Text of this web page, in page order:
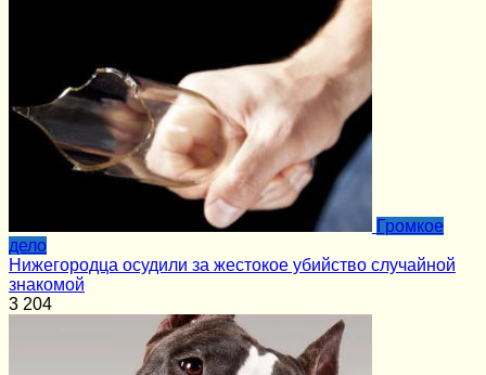
Громкое
дело
Нижегородца осудили за жестокое убийство случайной
знакомой
3 204